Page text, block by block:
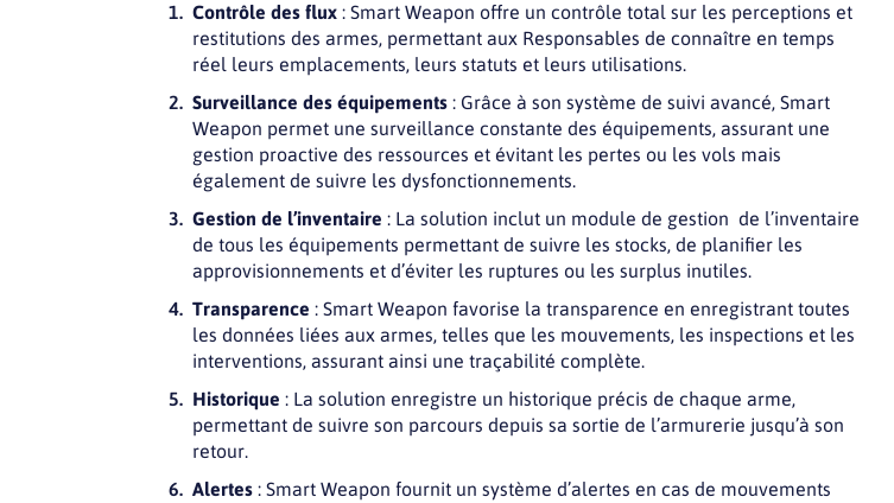
Contrôle des flux : Smart Weapon offre un contrôle total sur les perceptions et
restitutions des armes, permettant aux Responsables de connaître en temps
réel leurs emplacements, leurs statuts et leurs utilisations.
Surveillance des équipements : Grâce à son système de suivi avancé, Smart
Weapon permet une surveillance constante des équipements, assurant une
gestion proactive des ressources et évitant les pertes ou les vols mais
également de suivre les dysfonctionnements.
Gestion de l’inventaire : La solution inclut un module de gestion de l’inventaire
de tous les équipements permettant de suivre les stocks, de planifier les
approvisionnements et d’éviter les ruptures ou les surplus inutiles.
Transparence : Smart Weapon favorise la transparence en enregistrant toutes
les données liées aux armes, telles que les mouvements, les inspections et les
interventions, assurant ainsi une traçabilité complète.
Historique : La solution enregistre un historique précis de chaque arme,
permettant de suivre son parcours depuis sa sortie de l’armurerie jusqu’à son
retour.
Alertes : Smart Weapon fournit un système d’alertes en cas de mouvements